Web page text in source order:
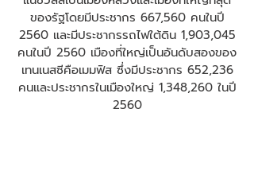
ของรัฐโดยมีประชากร 667,560 คนในปี
2560 และมีประชากรรถไฟใต้ดิน 1,903,045
คนในปี 2560 เมืองที่ใหญ่เป็นอันดับสองของ
เทนเนสซีคือเมมฟิส ซึ่งมีประชากร 652,236
คนและประชากรในเมืองใหญ่ 1,348,260 ในปี
2560